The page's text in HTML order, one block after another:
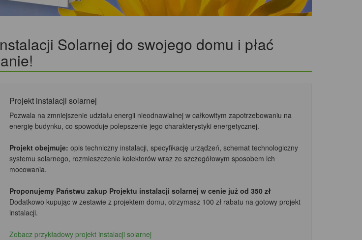
Solarnej do swojego domu i płać
Projekt instalacji solarnej
Pozwala na zmniejszenie udziału energii nieodnawialnej w całkowitym zapotrzebowaniu na
energię budynku, co spowoduje polepszenie jego charakterystyki energetycznej.
Projekt obejmuje: opis techniczny instalacji, specyfikację urządzeń, schemat technologiczny
systemu solarnego, rozmieszczenie kolektorów wraz ze szczegółowym sposobem ich
mocowania.
Proponujemy Państwu zakup Projektu instalacji solarnej w cenie już od 350 zł
Dodatkowo kupując w zestawie z projektem domu, otrzymasz 100 zł rabatu na gotowy projekt
instalacji.
Zobacz przykładowy projekt instalacji solarnej